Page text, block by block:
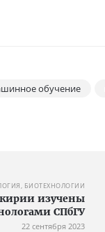
обучение
БИОТЕХНОЛОГИИ
изучены
СПбГУ
22 сентября 2023